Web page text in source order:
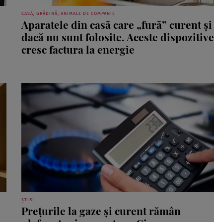
CASĂ, GRĂDINĂ, ANIMALE DE COMPANIE
Aparatele din casă care „fură” curent și
dacă nu sunt folosite. Aceste dispozitive
cresc factura la energie
ȘTIRI
Prețurile la gaze și curent rămân